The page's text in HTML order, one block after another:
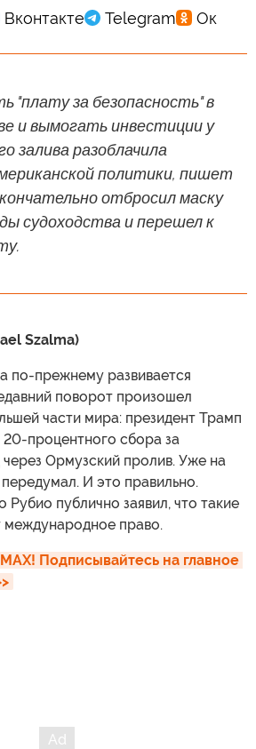
"плату за безопасность" в
и вымогать инвестиции у
залива разоблачила
политики, пишет
отбросил маску
судоходства и перешел к
Szalma)
по-прежнему развивается
поворот произошел
части мира: президент Трамп
20-процентного сбора за
Ормузский пролив. Уже на
И это правильно.
Рубио публично заявил, что такие
международное право.
Подписывайтесь на главное